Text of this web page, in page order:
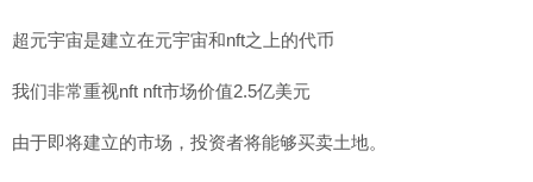
超元宇宙是建立在元宇宙和nft之上的代币
我们非常重视nft nft市场价值2.5亿美元
由于即将建立的市场，投资者将能够买卖土地。